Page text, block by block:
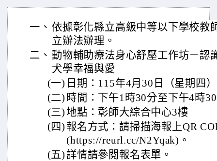
一、 依據彰化縣立高級中等以下學校教
立辦法辦理。
二、 動物輔助療法身心舒壓工作坊－認
犬學幸福與愛
(一) 日期：115年4月30日（星期四
(二) 時間：下午1時30分至下午4時
(三)地點：彰師大綜合中心3樓
(四) 報名方式：請掃描海報上QR
(https://reurl.cc/N2Yqak)。
(五)詳情請參閱報名表單。